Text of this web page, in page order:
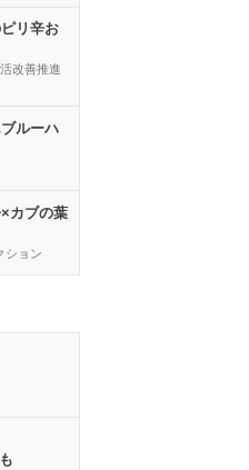
リ辛お
改善推進
ルーハ
カブの葉
ション